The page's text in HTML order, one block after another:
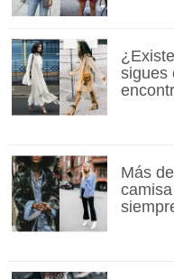
sigues
Más